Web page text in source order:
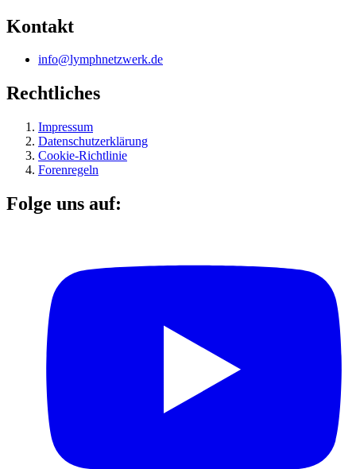
Kontakt
info@lymphnetzwerk.de
Rechtliches
Impressum
Datenschutzerklärung
Cookie-Richtlinie
Forenregeln
Folge uns auf: